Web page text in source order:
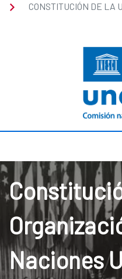
CONSTITUCIÓN DE LA
Naciones